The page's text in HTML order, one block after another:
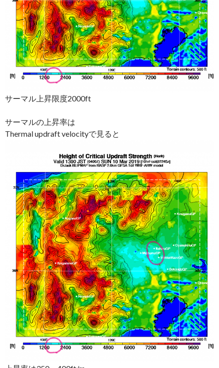
サーマル上昇限度2000ft
サーマルの上昇率は
Thermal updraft velocityで見ると